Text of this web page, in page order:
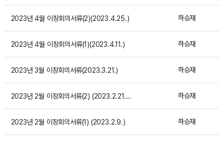
2023년 4월 이장회의서류(2)(2023.4.25.) 하승재
2023년 4월 이장회의서류(1)(2023.4.11.) 하승재
2023년 3월 이장회의서류(2023.3.21.) 하승재
2023년 2월 이장회의서류(2) (2023.2.21.... 하승재
2023년 2월 이장회의서류(1) (2023.2.9.) 하승재